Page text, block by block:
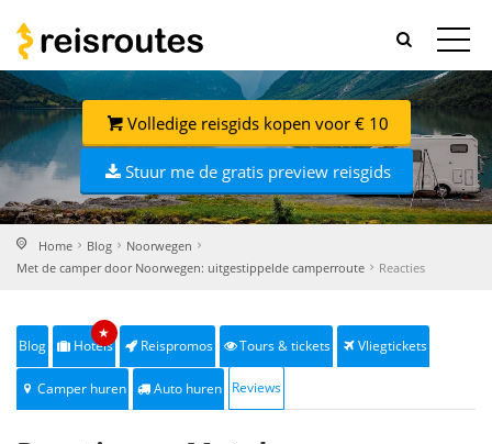
Volledige reisgids kopen voor € 10
Stuur me de gratis preview reisgids
Home Blog
Noorwegen
Met de camper door Noorwegen: uitgestippelde camperroute
Reacties
Blog Hotels
★
Reispromos Tours & tickets Vliegtickets
Camper huren Auto huren Reviews